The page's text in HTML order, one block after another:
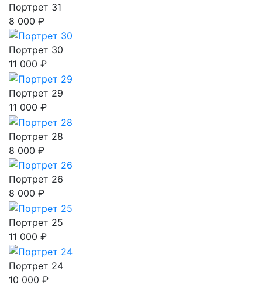
Портрет 31
8 000 ₽
Портрет 30
11 000 ₽
Портрет 29
11 000 ₽
Портрет 28
8 000 ₽
Портрет 26
8 000 ₽
Портрет 25
11 000 ₽
Портрет 24
10 000 ₽